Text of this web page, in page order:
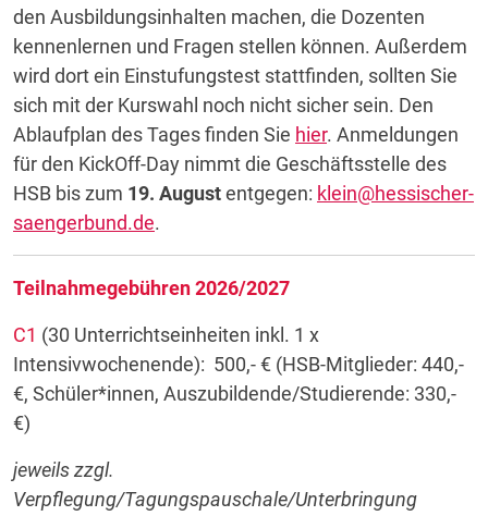
den Ausbildungsinhalten machen, die Dozenten
kennenlernen und Fragen stellen können. Außerdem
wird dort ein Einstufungstest stattfinden, sollten Sie
sich mit der Kurswahl noch nicht sicher sein. Den
Ablaufplan des Tages finden Sie hier. Anmeldungen
für den KickOff-Day nimmt die Geschäftsstelle des
HSB bis zum 19. Augustentgegen: klein@hessischer-
saengerbund.de.
Teilnahmegebühren 2026/2027
C1 (30 Unterrichtseinheiten inkl. 1 x
Intensivwochenende): 500,- € (HSB-Mitglieder: 440,-
€, Schüler*innen, Auszubildende/Studierende: 330,-
€)
jeweils zzgl.
Verpflegung/Tagungspauschale/Unterbringung